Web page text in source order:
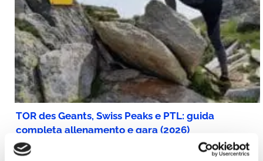
TOR des Geants, Swiss Peaks e PTL: guida
completa allenamento e gara (2026)